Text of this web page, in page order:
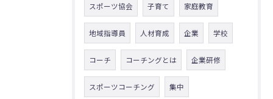
スポーツ協会 子育て 家庭教育
地域指導員 人材育成 企業 学校
コーチ コーチングとは 企業研修
スポーツコーチング 集中